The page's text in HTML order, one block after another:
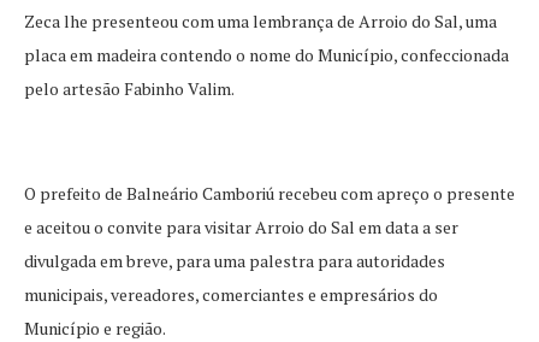
Zeca lhe presenteou com uma lembrança de Arroio do Sal, uma
placa em madeira contendo o nome do Município, confeccionada
pelo artesão Fabinho Valim.
O prefeito de Balneário Camboriú recebeu com apreço o presente
e aceitou o convite para visitar Arroio do Sal em data a ser
divulgada em breve, para uma palestra para autoridades
municipais, vereadores, comerciantes e empresários do
Município e região.